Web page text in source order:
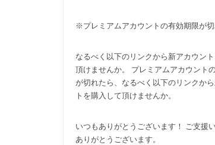
※プレミアムアカウントの有効期限が切
なるべく以下のリンクから新アカウン
頂けませんか。 プレミアムアカウント
が切れたら、なるべく以下のリンクか
トを購入して頂けませんか。
いつもありがとうございます！ ご支援い
ありがとうございます。